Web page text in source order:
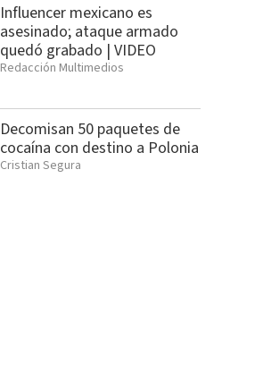
Influencer mexicano es
asesinado; ataque armado
quedó grabado | VIDEO
Redacción Multimedios
Decomisan 50 paquetes de
cocaína con destino a Polonia
Cristian Segura